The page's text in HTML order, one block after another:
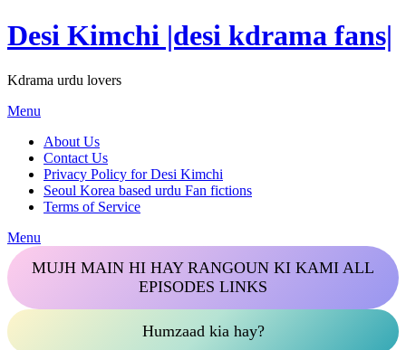
Skip
to
Desi Kimchi |desi kdrama fans|
Kdrama urdu lovers
Menu
About Us
Contact Us
Privacy Policy for Desi Kimchi
Seoul Korea based urdu Fan fictions
Terms of Service
Menu
MUJH MAIN HI HAY RANGOUN KI KAMI ALL
EPISODES LINKS
Humzaad kia hay?